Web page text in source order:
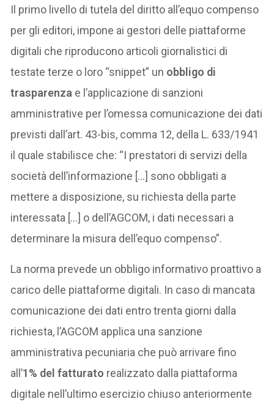
Il primo livello di tutela del diritto all’equo compenso
per gli editori, impone ai gestori delle piattaforme
digitali che riproducono articoli giornalistici di
testate terze o loro “snippet” un obbligo di
trasparenza e l’applicazione di sanzioni
amministrative per l’omessa comunicazione dei dati
previsti dall’art. 43-bis, comma 12, della L. 633/1941
il quale stabilisce che: “I prestatori di servizi della
società dell’informazione […] sono obbligati a
mettere a disposizione, su richiesta della parte
interessata […] o dell’AGCOM, i dati necessari a
determinare la misura dell’equo compenso”.
La norma prevede un obbligo informativo proattivo a
carico delle piattaforme digitali. In caso di mancata
comunicazione dei dati entro trenta giorni dalla
richiesta, l’AGCOM applica una sanzione
amministrativa pecuniaria che può arrivare fino
all’1% del fatturato realizzato dalla piattaforma
digitale nell’ultimo esercizio chiuso anteriormente